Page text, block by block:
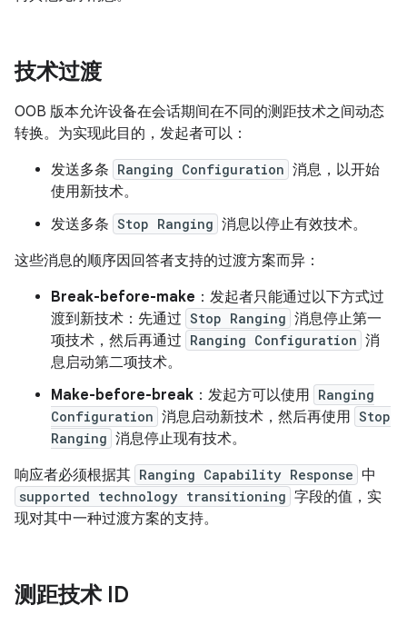
技术过渡
OOB 版本允许设备在会话期间在不同的测距技术之间动态
转换。为实现此目的，发起者可以：
发送多条 Ranging Configuration 消息，以开始
使用新技术。
发送多条 Stop Ranging 消息以停止有效技术。
这些消息的顺序因回答者支持的过渡方案而异：
Break-before-make ：发起者只能通过以下方式过
渡到新技术：先通过 Stop Ranging 消息停止第一
项技术，然后再通过 Ranging Configuration 消
息启动第二项技术。
Make-before-break ：发起方可以使用 Ranging
Configuration 消息启动新技术，然后再使用 Stop
Ranging 消息停止现有技术。
响应者必须根据其 Ranging Capability Response 中
supported technology transitioning 字段的值，实
现对其中一种过渡方案的支持。
测距技术 ID